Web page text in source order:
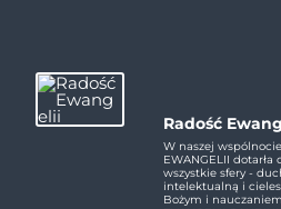
Radość
W naszej
EWANGELII dotarła
wszystkie sfery -
intelektualną i
Bożym i